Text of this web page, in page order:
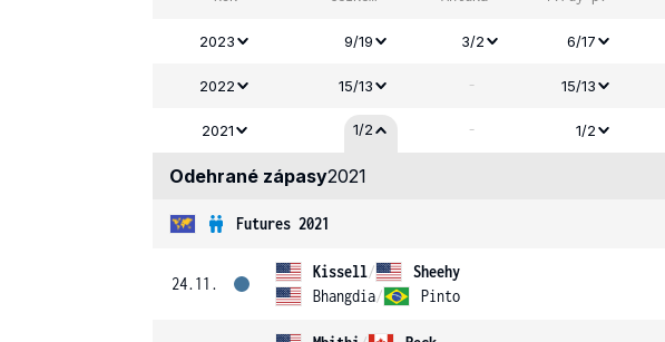
2023 9/19 3/2 6/17
2022 15/13 - 15/13
2021 1/2 - 1/2
Odehrané zápasy2021
Futures 2021
24.11.
Kissell/
Sheehy
Bhangdia/ Pinto